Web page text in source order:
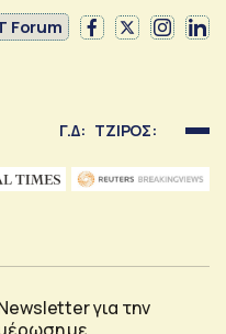
Forum
Γ.Δ: ΤΖΙΡΟΣ:
για την